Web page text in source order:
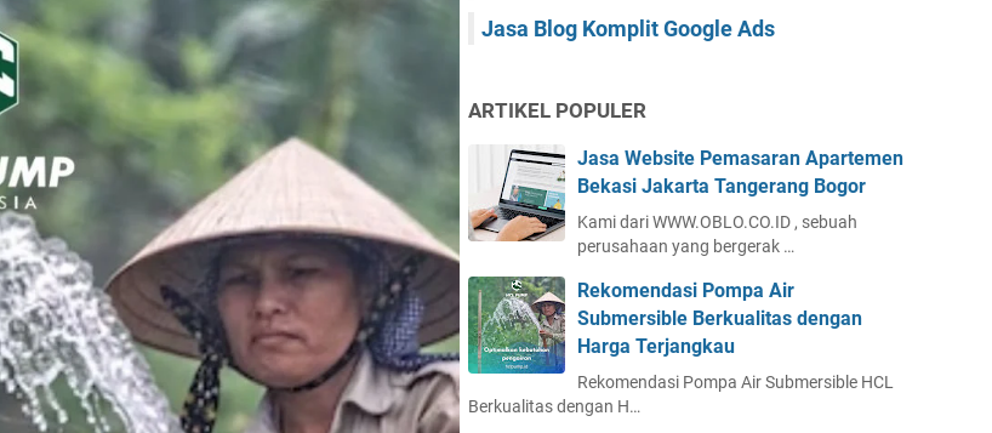
Jasa Blog Komplit Google Ads
ARTIKEL POPULER
Jasa Website Pemasaran Apartemen
Bekasi Jakarta Tangerang Bogor
Kami dari WWW.OBLO.CO.ID , sebuah
perusahaan yang bergerak …
Rekomendasi Pompa Air
Submersible Berkualitas dengan
Harga Terjangkau
Rekomendasi Pompa Air Submersible HCL
Berkualitas dengan H…